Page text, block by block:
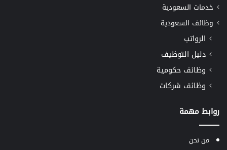
خدمات السعودية
وظائف السعودية
الرواتب
دليل التوظيف
وظائف حكومية
وظائف شركات
روابط مهمة
من نحن